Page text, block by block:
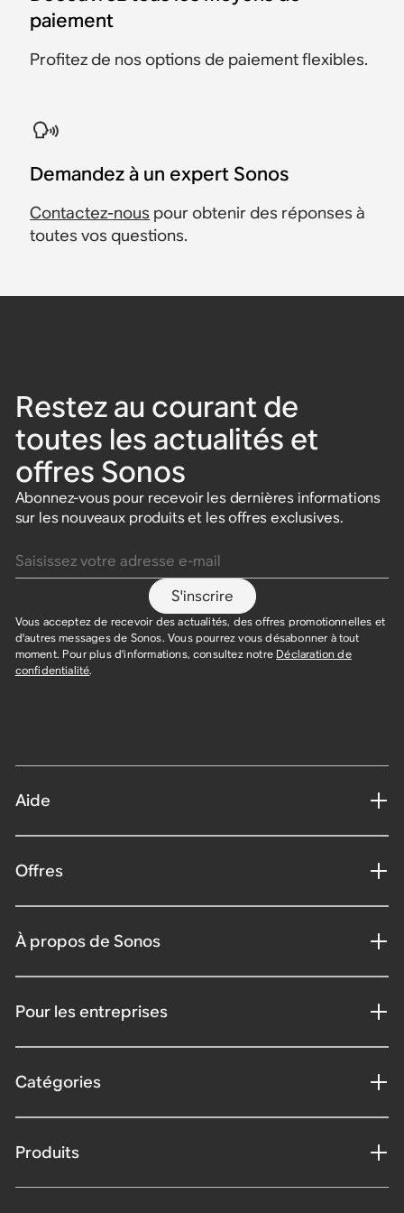
paiement
Profitez de nos options de paiement flexibles.
Demandez à un expert Sonos
Contactez-nous pour obtenir des réponses à
toutes vos questions.
Restez au courant de
toutes les actualités et
offres Sonos
Abonnez-vous pour recevoir les dernières informations
sur les nouveaux produits et les offres exclusives.
S'inscrire
Vous acceptez de recevoir des actualités, des offres promotionnelles et
d'autres messages de Sonos. Vous pourrez vous désabonner à tout
moment. Pour plus d'informations, consultez notre Déclaration de
confidentialité.
Aide
Offres
À propos de Sonos
Pour les entreprises
Catégories
Produits